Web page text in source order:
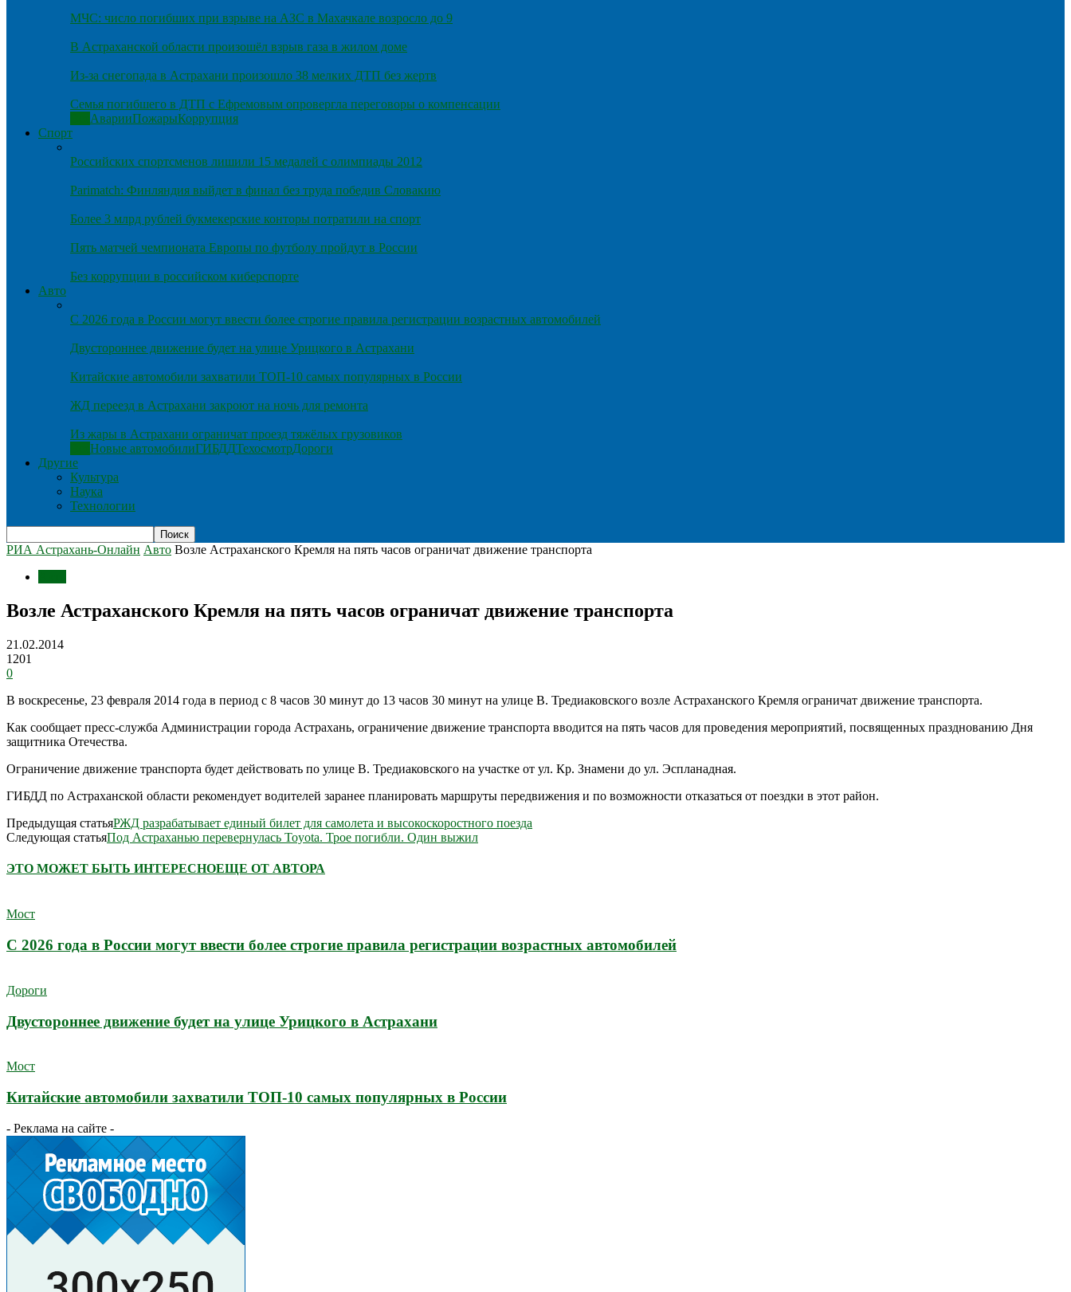
МЧС: число погибших при взрыве на АЗС в Махачкале возросло до 9
В Астраханской области произошёл взрыв газа в жилом доме
Из-за снегопада в Астрахани произошло 38 мелких ДТП без жертв
Семья погибшего в ДТП с Ефремовым опровергла переговоры о компенсации
АварииПожарыКоррупция
Спорт
Российских спортсменов лишили 15 медалей с олимпиады 2012
Parimatch: Финляндия выйдет в финал без труда победив Словакию
Более 3 млрд рублей букмекерские конторы потратили на спорт
Пять матчей чемпионата Европы по футболу пройдут в России
Без коррупции в российском киберспорте
Авто
С 2026 года в России могут ввести более строгие правила регистрации возрастных автомобилей
Двустороннее движение будет на улице Урицкого в Астрахани
Китайские автомобили захватили ТОП-10 самых популярных в России
ЖД переезд в Астрахани закроют на ночь для ремонта
Из жары в Астрахани ограничат проезд тяжёлых грузовиков
Новые автомобилиГИБДДТехосмотрДороги
Другие
Культура
Наука
Технологии
РИА Астрахань-Онлайн Авто Возле Астраханского Кремля на пять часов ограничат движение транспорта
Возле Астраханского Кремля на пять часов ограничат движение транспорта
21.02.2014
1201
0
В воскресенье, 23 февраля 2014 года в период с 8 часов 30 минут до 13 часов 30 минут на улице В. Тредиаковского возле Астраханского Кремля ограничат движение транспорта.
Как сообщает пресс-служба Администрации города Астрахань, ограничение движение транспорта вводится на пять часов для проведения мероприятий, посвященных празднованию Дня
защитника Отечества.
Ограничение движение транспорта будет действовать по улице В. Тредиаковского на участке от ул. Кр. Знамени до ул. Эспланадная.
ГИБДД по Астраханской области рекомендует водителей заранее планировать маршруты передвижения и по возможности отказаться от поездки в этот район.
Предыдущая статьяРЖД разрабатывает единый билет для самолета и высокоскоростного поезда
Следующая статьяПод Астраханью перевернулась Toyota. Трое погибли. Один выжил
ЭТО МОЖЕТ БЫТЬ ИНТЕРЕСНОЕЩЕ ОТ АВТОРА
Мост
С 2026 года в России могут ввести более строгие правила регистрации возрастных автомобилей
Дороги
Двустороннее движение будет на улице Урицкого в Астрахани
Мост
Китайские автомобили захватили ТОП-10 самых популярных в России
- Реклама на сайте -